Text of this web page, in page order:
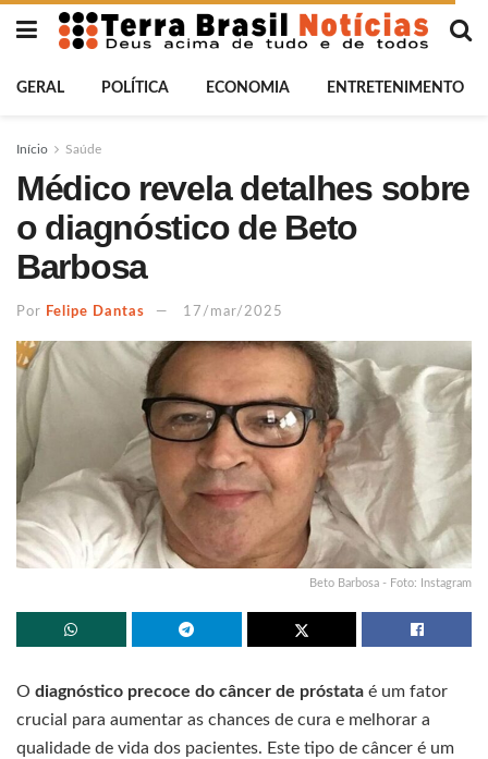
GERAL POLÍTICA ECONOMIA ENTRETENIMENTO
Início Saúde
Médico revela detalhes sobre
o diagnóstico de Beto
Barbosa
Por Felipe Dantas 17/mar/2025
Beto Barbosa - Foto: Instagram
O diagnóstico precoce do câncer de próstata é um fator
crucial para aumentar as chances de cura e melhorar a
qualidade de vida dos pacientes. Este tipo de câncer é um